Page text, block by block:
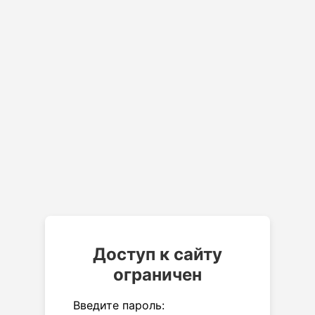
Доступ к сайту
ограничен
Введите пароль: